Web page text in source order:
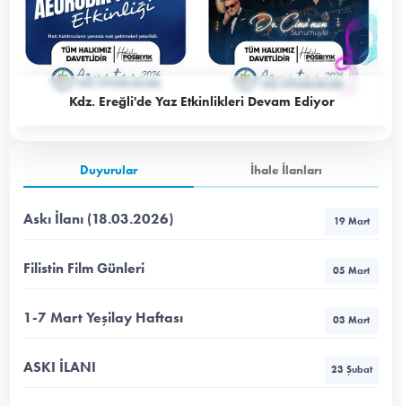
Kdz. Ereğli'de Yaz Etkinlikleri Devam Ediyor
Duyurular İhale İlanları
Askı İlanı (18.03.2026) 19 Mart
Filistin Film Günleri 05 Mart
1-7 Mart Yeşilay Haftası 03 Mart
ASKI İLANI 23 Şubat